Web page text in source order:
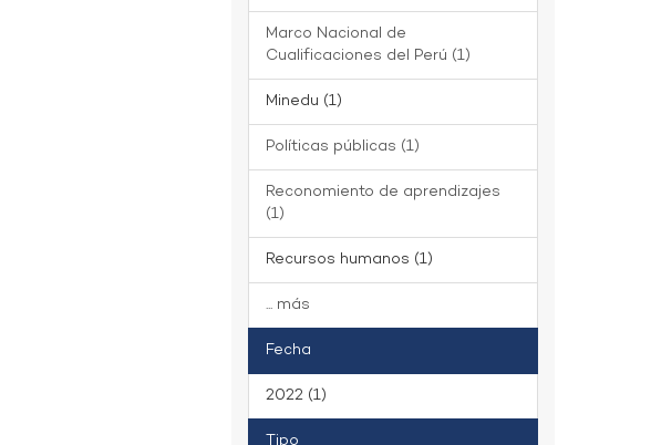
Marco Nacional de
Cualificaciones del Perú (1)
Minedu (1)
Políticas públicas (1)
Reconomiento de aprendizajes
(1)
Recursos humanos (1)
... más
Fecha
2022 (1)